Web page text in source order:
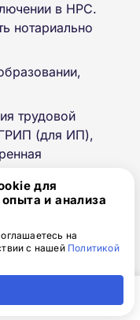
в НРС.
нотариально
трудовой
(для ИП),
НОК— копию
(для
до подачи
для
и анализа
на
с нашей Политикой